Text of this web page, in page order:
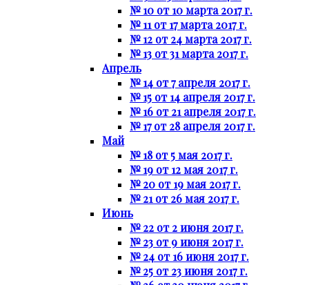
№ 10 от 10 марта 2017 г.
№ 11 от 17 марта 2017 г.
№ 12 от 24 марта 2017 г.
№ 13 от 31 марта 2017 г.
Апрель
№ 14 от 7 апреля 2017 г.
№ 15 от 14 апреля 2017 г.
№ 16 от 21 апреля 2017 г.
№ 17 от 28 апреля 2017 г.
Май
№ 18 от 5 мая 2017 г.
№ 19 от 12 мая 2017 г.
№ 20 от 19 мая 2017 г.
№ 21 от 26 мая 2017 г.
Июнь
№ 22 от 2 июня 2017 г.
№ 23 от 9 июня 2017 г.
№ 24 от 16 июня 2017 г.
№ 25 от 23 июня 2017 г.